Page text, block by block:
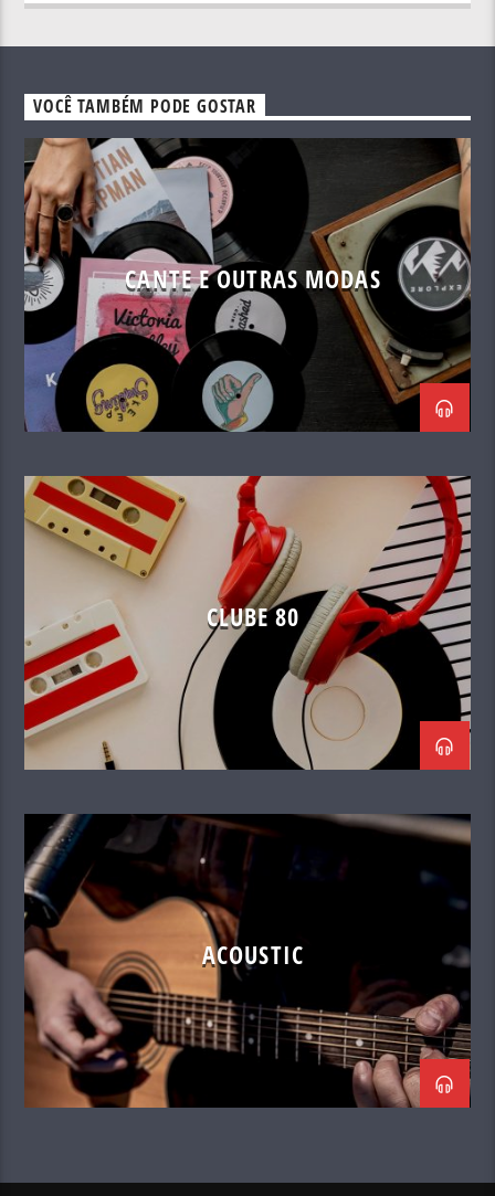
VOCÊ TAMBÉM PODE GOSTAR
CANTE E OUTRAS MODAS
CLUBE 80
ACOUSTIC